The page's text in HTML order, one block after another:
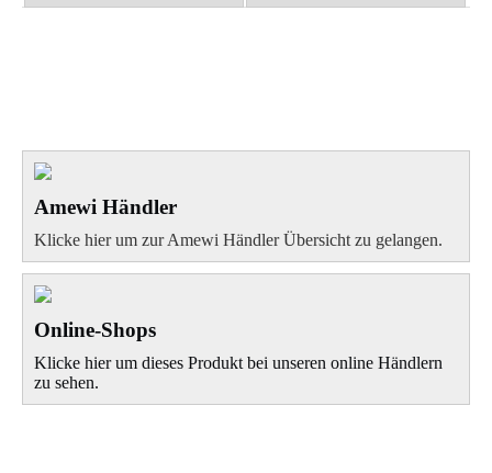
Amewi Händler
Klicke hier um zur Amewi Händler Übersicht zu gelangen.
Online-Shops
Klicke hier um dieses Produkt bei unseren online Händlern
zu sehen.